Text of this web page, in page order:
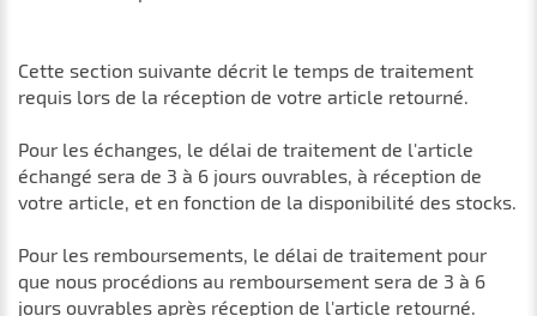
Cette section suivante décrit le temps de traitement
requis lors de la réception de votre article retourné.
Pour les échanges, le délai de traitement de l'article
échangé sera de 3 à 6 jours ouvrables, à réception de
votre article, et en fonction de la disponibilité des stocks.
Pour les remboursements, le délai de traitement pour
que nous procédions au remboursement sera de 3 à 6
jours ouvrables après réception de l'article retourné.